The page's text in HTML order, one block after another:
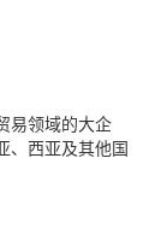
易领域的大企
、西亚及其他国